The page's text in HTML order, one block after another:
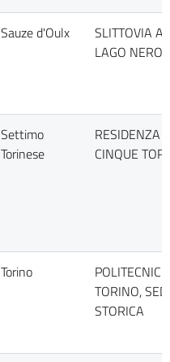
Sauze d'Oulx
SLITTOVIA AL
LAGO NERO
Settimo
Torinese
RESIDENZA
CINQUE
Torino
TORINO,
STORICA